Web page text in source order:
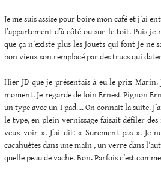
Je me suis assise pour boire mon café et j’ai
l’appartement d’à côté ou sur le toit. Puis
que ça n’existe plus les jouets qui font je ne
bon vieux son remplacé par des trucs qui
Hier JD que je présentais à eu le prix
moment. Je regarde de loin Ernest Pignon
un type avec un I pad…. On connait la suite.
le type, en plein vernissage faisait défiler
veux voir ». J’ai dit: « Surement pas ». Je
cacahuètes dans une main , un verre dans
quelle peau de vache. Bon. Parfois c’est